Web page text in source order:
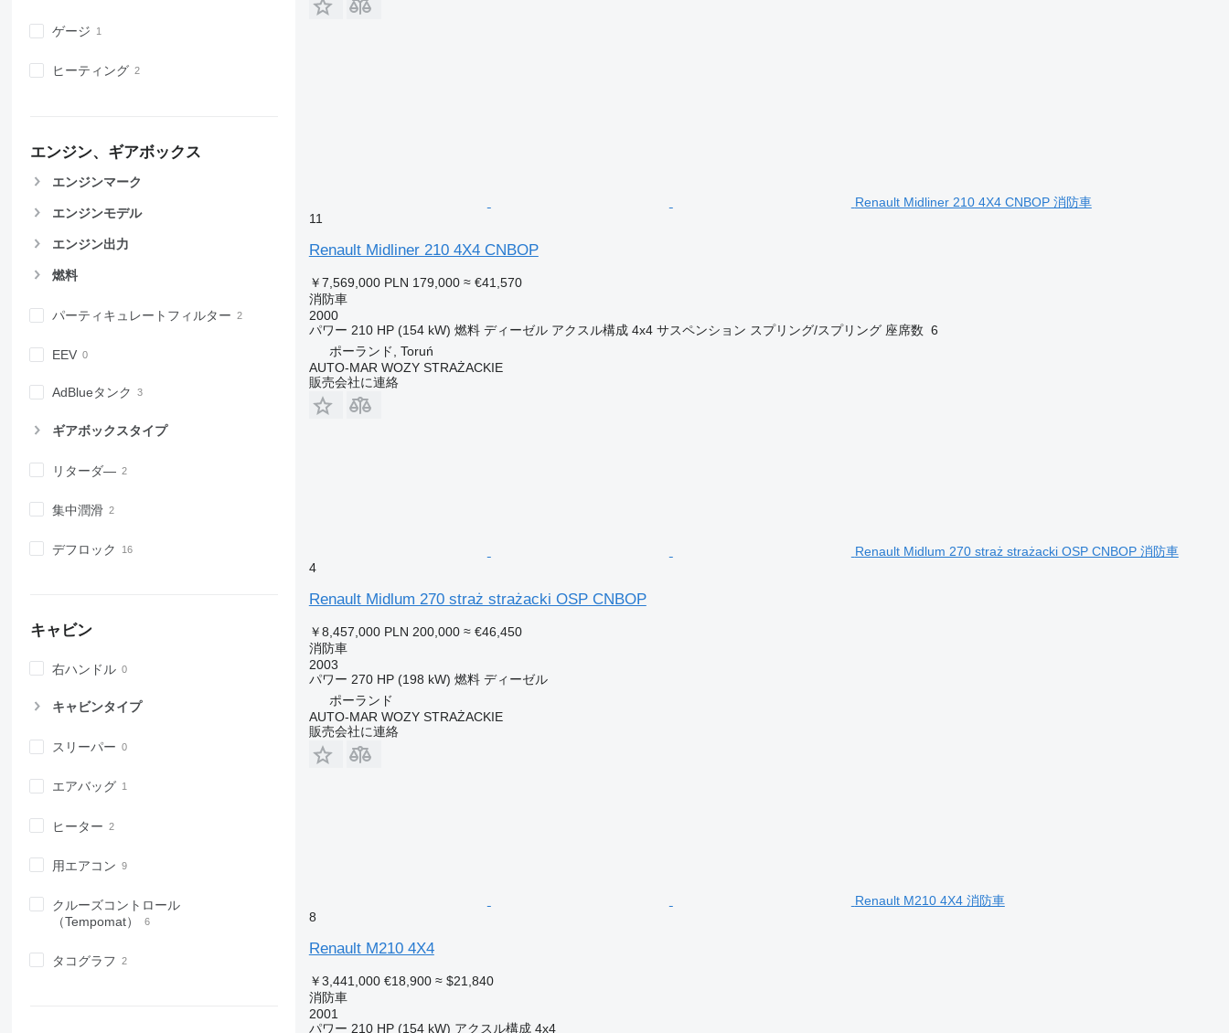
ゲージ
ヒーティング
エンジン、ギアボックス
エンジンマーク
エンジンモデル
エンジン出力
燃料
パーティキュレートフィルター
EEV
AdBlueタンク
ギアボックスタイプ
リターダ―
集中潤滑
デフロック
キャビン
右ハンドル
キャビンタイプ
スリーパー
エアバッグ
ヒーター
用エアコン
クルーズコントロール
（Tempomat）
タコグラフ
Renault Midliner 210 4X4 CNBOP 消防車
11
Renault Midliner 210 4X4 CNBOP
￥7,569,000 PLN 179,000 ≈ €41,570
消防車
2000
パワー 210 HP (154 kW) 燃料 ディーゼル アクスル構成 4x4 サスペンション スプリング/スプリング 座席数 6
ポーランド, Toruń
AUTO-MAR WOZY STRAŻACKIE
販売会社に連絡
Renault Midlum 270 straż strażacki OSP CNBOP 消防車
4
Renault Midlum 270 straż strażacki OSP CNBOP
￥8,457,000 PLN 200,000 ≈ €46,450
消防車
2003
パワー 270 HP (198 kW) 燃料 ディーゼル
ポーランド
AUTO-MAR WOZY STRAŻACKIE
販売会社に連絡
Renault M210 4X4 消防車
8
Renault M210 4X4
￥3,441,000 €18,900 ≈ $21,840
消防車
2001
パワー 210 HP (154 kW) アクスル構成 4x4